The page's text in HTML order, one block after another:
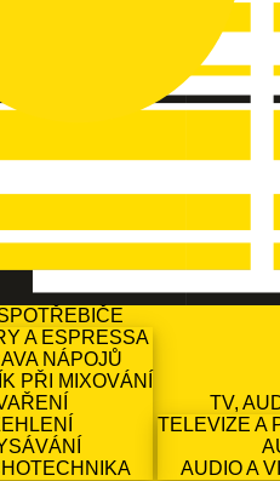
A ESPRESSA
NÁPOJŮ
PŘI MIXOVÁNÍ
TV,
TELEVIZE A
AUDIO A